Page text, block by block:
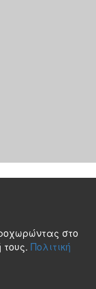
στο
Πολιτική